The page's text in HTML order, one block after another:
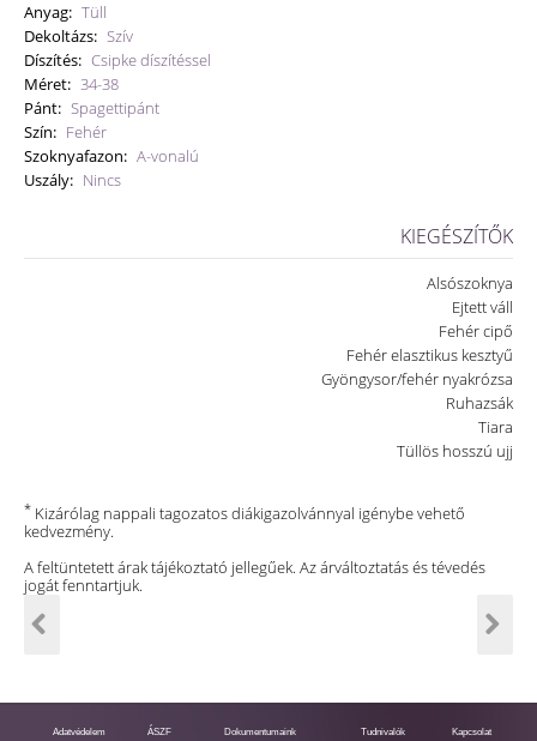
Anyag: Tüll
Dekoltázs: Szív
Díszítés: Csipke díszítéssel
Méret: 34-38
Pánt: Spagettipánt
Szín: Fehér
Szoknyafazon: A-vonalú
Uszály: Nincs
KIEGÉSZÍTŐK
Alsószoknya
Ejtett váll
Fehér cipő
Fehér elasztikus kesztyű
Gyöngysor/fehér nyakrózsa
Ruhazsák
Tiara
Tüllös hosszú ujj
* Kizárólag nappali tagozatos diákigazolvánnyal igénybe vehető
kedvezmény.
A feltüntetett árak tájékoztató jellegűek. Az árváltoztatás és tévedés
jogát fenntartjuk.
Adatvédelem ÁSZF Dokumentumaink Tudnivalók Kapcsolat